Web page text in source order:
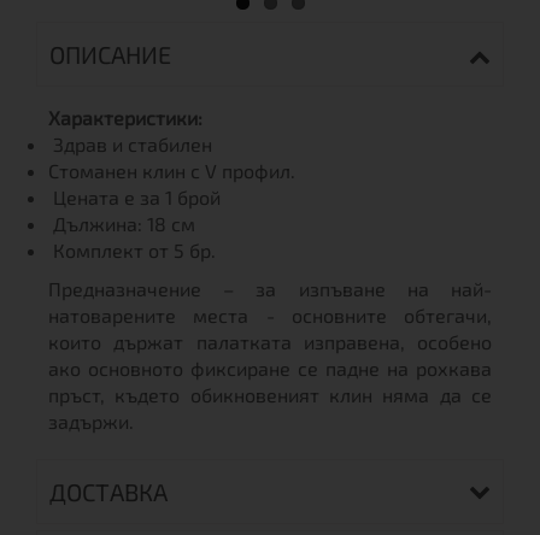
ОПИСАНИЕ
Характеристики:
Здрав и стабилен
Стоманен клин с V профил.
Цената е за 1 брой
Дължина: 18 см
Комплект от 5 бр.
Предназначение – за изпъване на най-
натоварените места - основните обтегачи,
които държат палатката изправена, особено
ако основното фиксиране се падне на рохкава
пръст, където обикновеният клин няма да се
задържи.
ДОСТАВКА